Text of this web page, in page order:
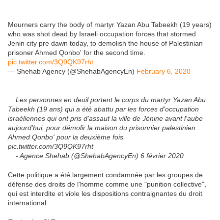
Mourners carry the body of martyr Yazan Abu Tabeekh (19 years)
who was shot dead by Israeli occupation forces that stormed
Jenin city pre dawn today, to demolish the house of Palestinian
prisoner Ahmed Qonbo' for the second time.
pic.twitter.com/3Q9QK97rht
— Shehab Agency (@ShehabAgencyEn) February 6, 2020
Les personnes en deuil portent le corps du martyr Yazan Abu
Tabeekh (19 ans) qui a été abattu par les forces d'occupation
israéliennes qui ont pris d'assaut la ville de Jénine avant l'aube
aujourd'hui, pour démolir la maison du prisonnier palestinien
Ahmed Qonbo' pour la deuxième fois.
pic.twitter.com/3Q9QK97rht
- Agence Shehab (@ShehabAgencyEn) 6 février 2020
Cette politique a été largement condamnée par les groupes de
défense des droits de l'homme comme une "punition collective",
qui est interdite et viole les dispositions contraignantes du droit
international.